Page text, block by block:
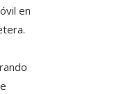
en